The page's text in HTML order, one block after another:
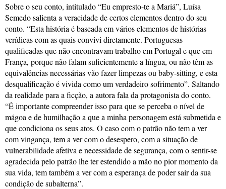
Sobre o seu conto, intitulado “Eu empresto-te a Mariá”, Luísa
Semedo salienta a veracidade de certos elementos dentro do seu
conto. “Esta história é baseada em vários elementos de histórias
verídicas com as quais convivi diretamente. Portuguesas
qualificadas que não encontravam trabalho em Portugal e que em
França, porque não falam suficientemente a língua, ou não têm as
equivalências necessárias vão fazer limpezas ou baby-sitting, e esta
desqualificação é vivida como um verdadeiro sofrimento”. Saltando
da realidade para a ficção, a autora fala da protagonista do conto.
“É importante compreender isso para que se perceba o nível de
mágoa e de humilhação a que a minha personagem está submetida e
que condiciona os seus atos. O caso com o patrão não tem a ver
com vingança, tem a ver com o desespero, com a situação de
vulnerabilidade afetiva e necessidade de segurança, com o sentir-se
agradecida pelo patrão lhe ter estendido a mão no pior momento da
sua vida, tem também a ver com a esperança de poder sair da sua
condição de subalterna”.